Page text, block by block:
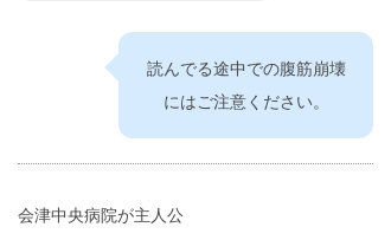
読んでる途中での腹筋崩壊
にはご注意ください。
会津中央病院が主人公